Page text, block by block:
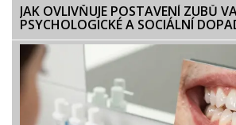
JAK OVLIVŇUJE POSTAVENÍ ZUBŮ
PSYCHOLOGICKÉ A SOCIÁLNÍ